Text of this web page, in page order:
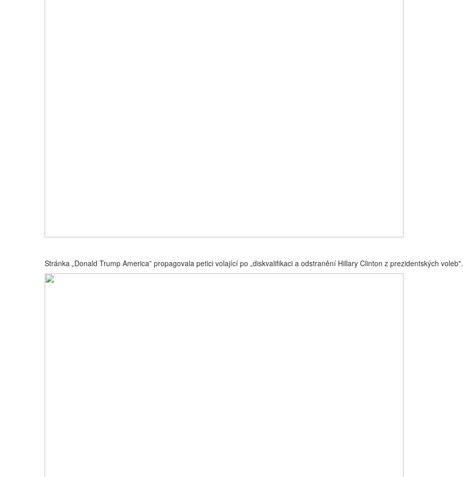
Stránka „Donald Trump America” propagovala petici volající po „diskvalifikaci a odstranění Hillary Clinton z prezidentských voleb".